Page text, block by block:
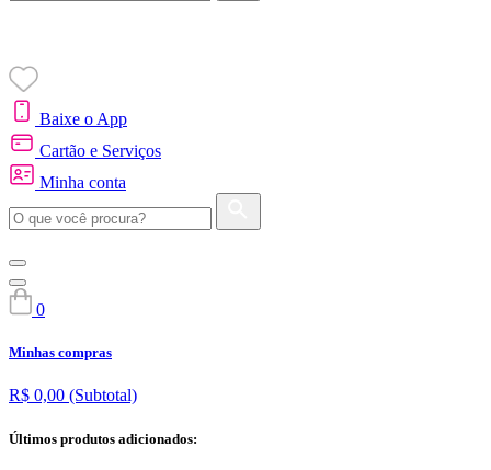
Baixe o App
Cartão e Serviços
Minha conta
0
Minhas compras
R$ 0,00 (Subtotal)
Últimos produtos adicionados: